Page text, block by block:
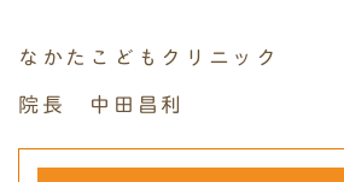
なかたこどもクリニック
院長 中田昌利